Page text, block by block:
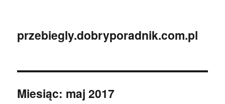
przebiegly.dobryporadnik.com.pl
Miesiąc: maj 2017